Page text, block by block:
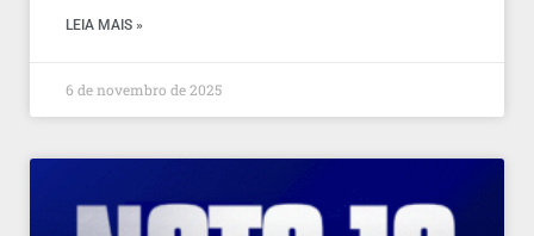
LEIA MAIS »
6 de novembro de 2025